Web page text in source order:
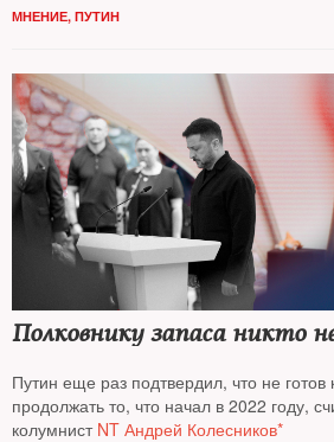
МНЕНИЕ, ПУТИН
Полковнику запаса никто
Путин еще раз подтвердил, что не готов
продолжать то, что начал в 2022 году,
колумнистNT Андрей Колесников*